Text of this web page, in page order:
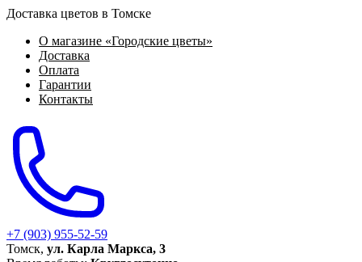
Доставка цветов в Томске
О магазине «Городские цветы»
Доставка
Оплата
Гарантии
Контакты
+7 (903) 955-52-59
Томск, ул. Карла Маркса, 3